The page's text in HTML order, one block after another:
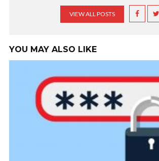
VIEW ALL POSTS
YOU MAY ALSO LIKE